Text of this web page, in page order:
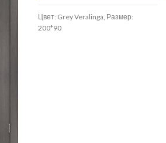
Цвет: Grey Veralinga, Размер:
200*90